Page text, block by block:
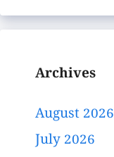
Archives
August 2026
July 2026